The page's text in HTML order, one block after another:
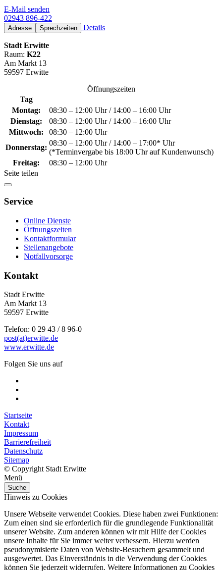
E-Mail senden
02943 896-422
Adresse Sprechzeiten Details
Stadt Erwitte
Raum: K22
Am Markt 13
59597 Erwitte
Öffnungszeiten
Tag
Montag:
08:30 – 12:00 Uhr / 14:00 – 16:00 Uhr
Dienstag:
08:30 – 12:00 Uhr / 14:00 – 16:00 Uhr
Mittwoch:
08:30 – 12:00 Uhr
Donnerstag:
08:30 – 12:00 Uhr / 14:00 – 17:00* Uhr
(*Terminvergabe bis 18:00 Uhr auf Kundenwunsch)
Freitag:
08:30 – 12:00 Uhr
Seite teilen
Service
Online Dienste
Öffnungszeiten
Kontaktformular
Stellenangebote
Notfallvorsorge
Kontakt
Stadt Erwitte
Am Markt 13
59597 Erwitte
Telefon: 0 29 43 / 8 96-0
post(at)erwitte.de
www.erwitte.de
Folgen Sie uns auf
Startseite
Kontakt
Impressum
Barrierefreiheit
Datenschutz
Sitemap
© Copyright Stadt Erwitte
Menü
Suche
Hinweis zu Cookies
Unsere Webseite verwendet Cookies. Diese haben zwei Funktionen:
Zum einen sind sie erforderlich für die grundlegende Funktionalität
unserer Website. Zum anderen können wir mit Hilfe der Cookies
unsere Inhalte für Sie immer weiter verbessern. Hierzu werden
pseudonymisierte Daten von Website-Besuchern gesammelt und
ausgewertet. Das Einverständnis in die Verwendung der Cookies
können Sie jederzeit widerrufen. Weitere Informationen zu Cookies